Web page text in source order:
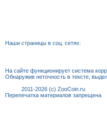
Наши страницы в соц. сетях:
2011-2026 (c) ZooCoin.ru
Перепечатка материалов запрещена
На сайте функционирует система
Обнаружив неточность в тексте,